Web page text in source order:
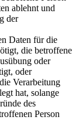
ablehnt und
der
Daten für die
die betroffene
oder
oder
Verarbeitung
hat, solange
des
Person